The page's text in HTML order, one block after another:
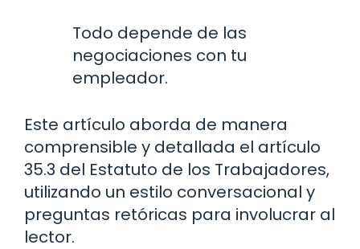
Todo depende de las
negociaciones con tu
empleador.
Este artículo aborda de manera
comprensible y detallada el artículo
35.3 del Estatuto de los Trabajadores,
utilizando un estilo conversacional y
preguntas retóricas para involucrar al
lector.